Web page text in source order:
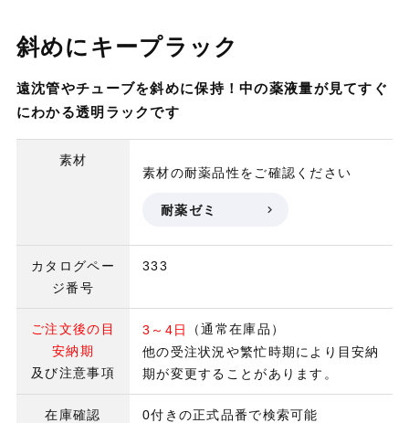
斜めにキープラック
遠沈管やチューブを斜めに保持！中の薬液量が見てすぐ
にわかる透明ラックです
素材
素材の耐薬品性をご確認ください
耐薬ゼミ
カタログペー
ジ番号
333
ご注文後の目
安納期
及び注意事項
3～4日
（通常在庫品）
他の受注状況や繁忙時期により目安納
期が変更することがあります。
在庫確認 0付きの正式品番で検索可能